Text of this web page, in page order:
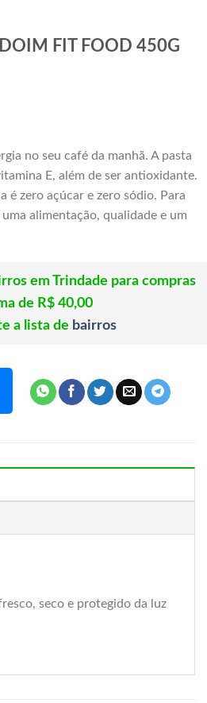
FIT FOOD 450G
no seu café da manhã. A pasta
E, além de ser antioxidante.
é zero açúcar e zero sódio. Para
alimentação, qualidade e um
em Trindade para compras
de R$ 40,00
a lista de bairros
seco e protegido da luz